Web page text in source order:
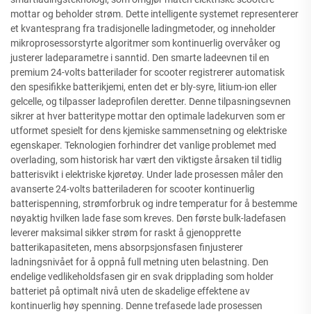
mottar og beholder strøm. Dette intelligente systemet representerer
et kvantesprang fra tradisjonelle ladingmetoder, og inneholder
mikroprosessorstyrte algoritmer som kontinuerlig overvåker og
justerer ladeparametre i sanntid. Den smarte ladeevnen til en
premium 24-volts batterilader for scooter registrerer automatisk
den spesifikke batterikjemi, enten det er bly-syre, litium-ion eller
gelcelle, og tilpasser ladeprofilen deretter. Denne tilpasningsevnen
sikrer at hver batteritype mottar den optimale ladekurven som er
utformet spesielt for dens kjemiske sammensetning og elektriske
egenskaper. Teknologien forhindrer det vanlige problemet med
overlading, som historisk har vært den viktigste årsaken til tidlig
batterisvikt i elektriske kjøretøy. Under lade prosessen måler den
avanserte 24-volts batteriladeren for scooter kontinuerlig
batterispenning, strømforbruk og indre temperatur for å bestemme
nøyaktig hvilken lade fase som kreves. Den første bulk-ladefasen
leverer maksimal sikker strøm for raskt å gjenopprette
batterikapasiteten, mens absorpsjonsfasen finjusterer
ladningsnivået for å oppnå full metning uten belastning. Den
endelige vedlikeholdsfasen gir en svak dripplading som holder
batteriet på optimalt nivå uten de skadelige effektene av
kontinuerlig høy spenning. Denne trefasede lade prosessen